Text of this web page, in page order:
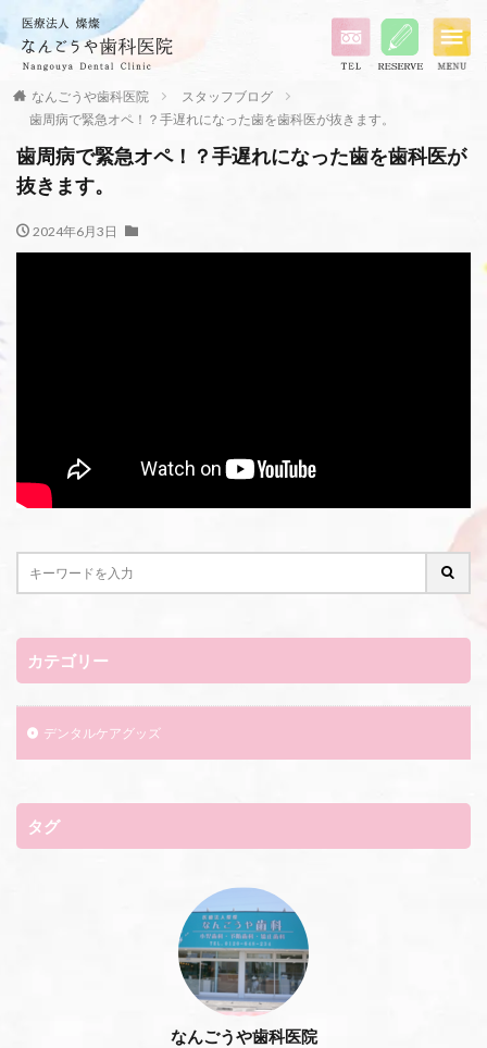
なんごうや歯科医院
スタッフブログ
歯周病で緊急オペ！？手遅れになった歯を歯科医が抜きます。
歯周病で緊急オペ！？手遅れになった歯を歯科医が
抜きます。
2024年6月3日
カテゴリー
デンタルケアグッズ
タグ
なんごうや歯科医院